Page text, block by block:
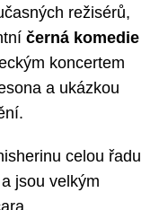
režisérů,
černá komedie
koncertem
a ukázkou
celou řadu
jsou velkým